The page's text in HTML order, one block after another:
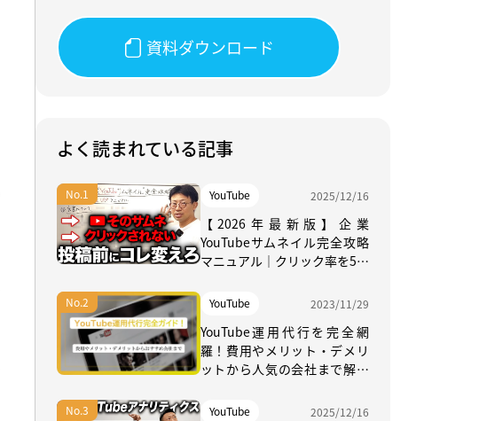
資料ダウンロード
よく読まれている記事
YouTube 2025/12/16
【2026年最新版】企業
YouTubeサムネイル完全攻略
マニュアル｜クリック率を5％
YouTube 2023/11/29
YouTube運用代行を完全網
羅！費用やメリット・デメリ
ットから人気の会社まで解説
YouTube 2025/12/16